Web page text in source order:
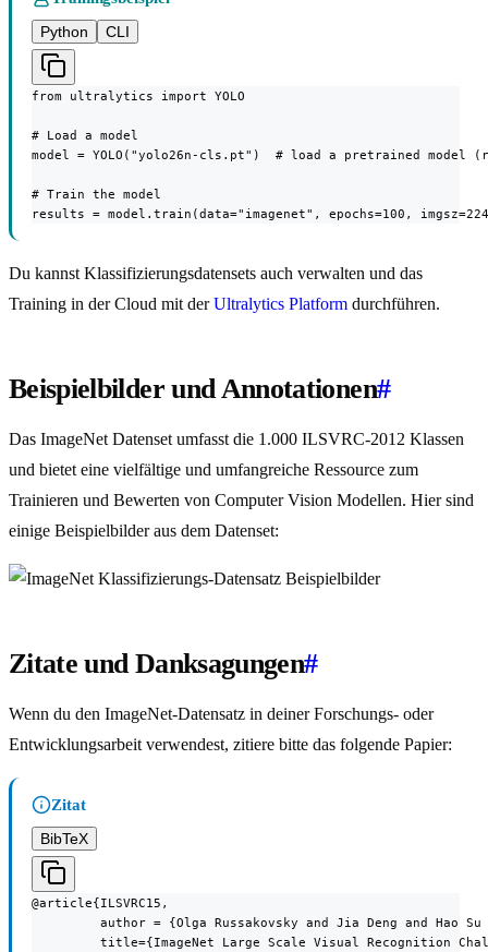
Python
CLI
from ultralytics import YOLO
# Load a model
model = YOLO("yolo26n-cls.pt")  # load a pretrained model
# Train the model
results = model.train(data="imagenet", epochs=100,
Du kannst Klassifizierungsdatensets auch verwalten und das
Training in der Cloud mit derUltralytics Platform durchführen.
Beispielbilder und Annotationen#
Das ImageNet Datenset umfasst die 1.000 ILSVRC-2012 Klassen
und bietet eine vielfältige und umfangreiche Ressource zum
Trainieren und Bewerten von Computer Vision Modellen. Hier sind
einige Beispielbilder aus dem Datenset:
Zitate und Danksagungen#
Wenn du den ImageNet-Datensatz in deiner Forschungs- oder
Entwicklungsarbeit verwendest, zitiere bitte das folgende Papier:
Zitat
BibTeX
@article{ILSVRC15,
author = {Olga Russakovsky and Jia Deng and Hao
title={ImageNet Large Scale Visual Recognition